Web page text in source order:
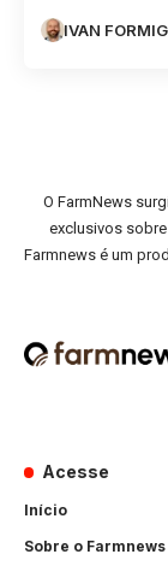
IVAN
O FarmNews
exclusivos
Farmnews é um
Acesse
Início
Sobre o Farmnews